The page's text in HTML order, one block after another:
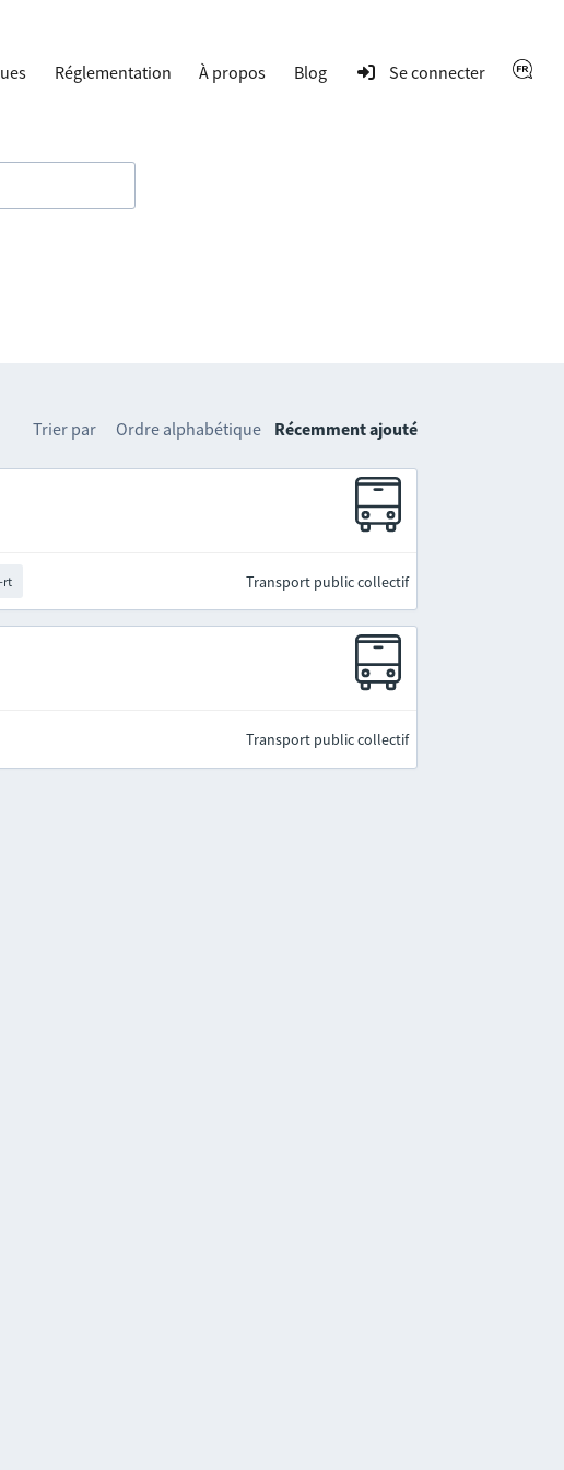
Réglementation À propos Blog Se connecter
Trier par Ordre alphabétique Récemment ajouté
rt Transport public collectif
Transport public collectif